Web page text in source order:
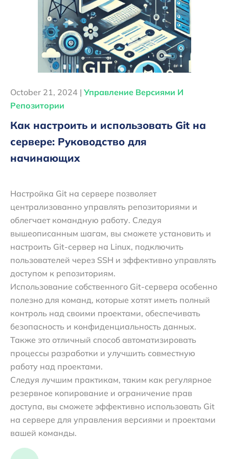
October 21, 2024 | Управление Версиями И
Репозитории
Как настроить и использовать Git на
сервере: Руководство для
начинающих
Настройка Git на сервере позволяет
централизованно управлять репозиториями и
облегчает командную работу. Следуя
вышеописанным шагам, вы сможете установить и
настроить Git-сервер на Linux, подключить
пользователей через SSH и эффективно управлять
доступом к репозиториям.
Использование собственного Git-сервера особенно
полезно для команд, которые хотят иметь полный
контроль над своими проектами, обеспечивать
безопасность и конфиденциальность данных.
Также это отличный способ автоматизировать
процессы разработки и улучшить совместную
работу над проектами.
Следуя лучшим практикам, таким как регулярное
резервное копирование и ограничение прав
доступа, вы сможете эффективно использовать Git
на сервере для управления версиями и проектами
вашей команды.